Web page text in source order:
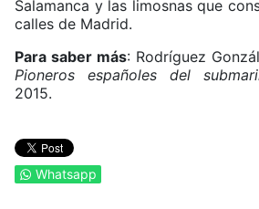
Salamanca y las limosnas que
calles de Madrid.
Para saber más: Rodríguez
Pioneros españoles del
2015.
Whatsapp